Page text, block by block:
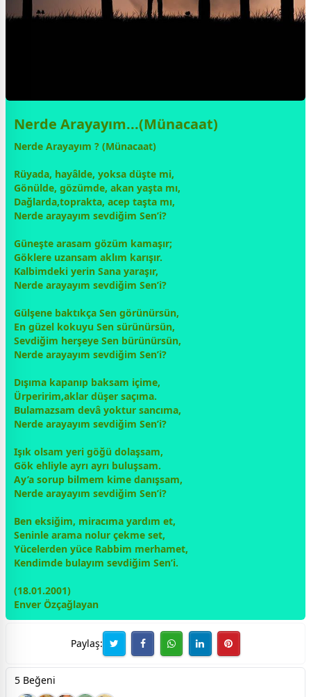
Nerde Arayayım...(Münacaat)
Nerde Arayayım ? (Münacaat)
Rüyada, hayâlde, yoksa düşte mi,
Gönülde, gözümde, akan yaşta mı,
Dağlarda,toprakta, acep taşta mı,
Nerde arayayım sevdiğim Sen’i?
Güneşte arasam gözüm kamaşır;
Göklere uzansam aklım karışır.
Kalbimdeki yerin Sana yaraşır,
Nerde arayayım sevdiğim Sen’i?
Gülşene baktıkça Sen görünürsün,
En güzel kokuyu Sen sürünürsün,
Sevdiğim herşeye Sen bürünürsün,
Nerde arayayım sevdiğim Sen’i?
Dışıma kapanıp baksam içime,
Ürperirim,aklar düşer saçıma.
Bulamazsam devâ yoktur sancıma,
Nerde arayayım sevdiğim Sen’i?
Işık olsam yeri göğü dolaşsam,
Gök ehliyle ayrı ayrı buluşsam.
Ay’a sorup bilmem kime danışsam,
Nerde arayayım sevdiğim Sen’i?
Ben eksiğim, miracıma yardım et,
Seninle arama nolur çekme set,
Yücelerden yüce Rabbim merhamet,
Kendimde bulayım sevdiğim Sen’i.
(18.01.2001)
Enver Özçağlayan
Paylaş:
5 Beğeni